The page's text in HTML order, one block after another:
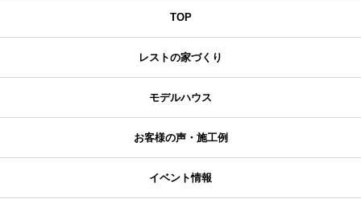
TOP
レストの家づくり
モデルハウス
お客様の声・施工例
イベント情報